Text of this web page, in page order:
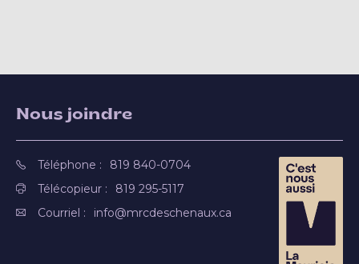
Nous joindre
Téléphone :
819 840-0704
Télécopieur :
819 295-5117
Courriel :
info@mrcdeschenaux.ca